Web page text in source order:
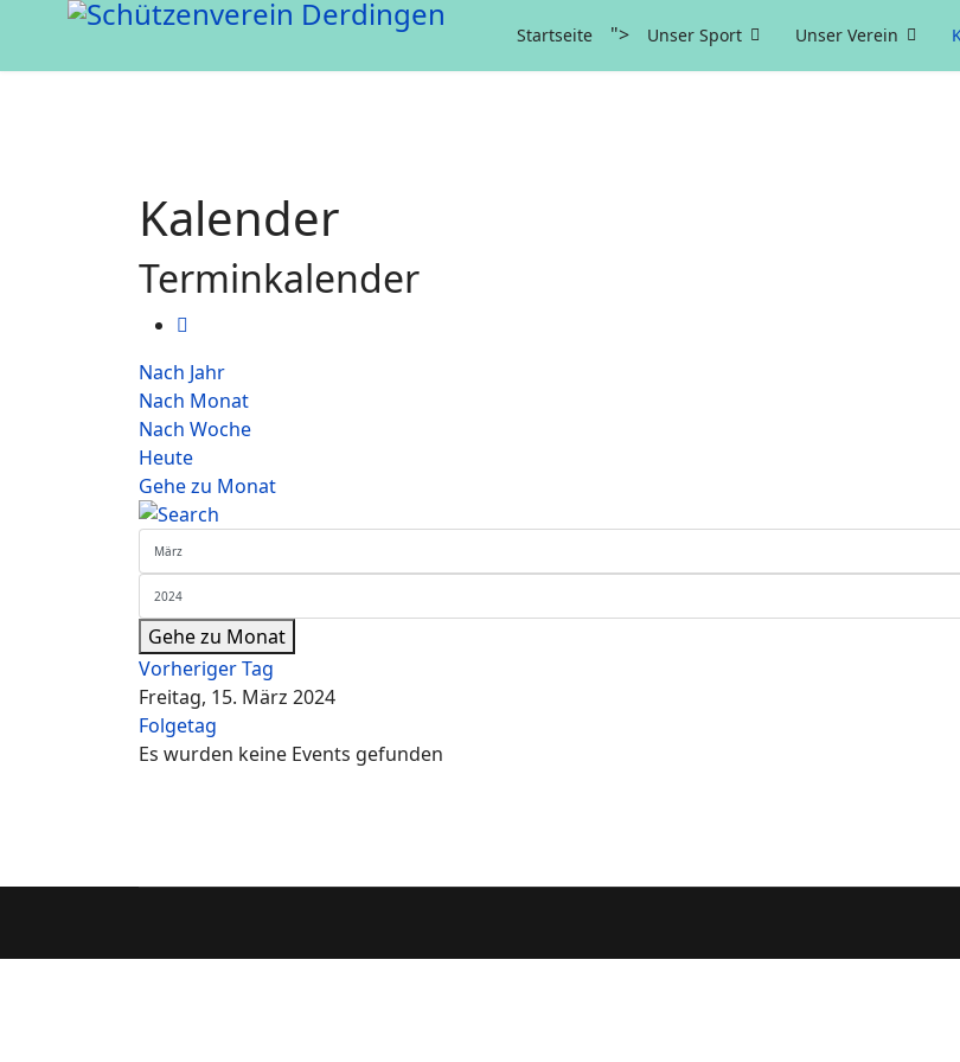
Startseite "> Unser Sport Unser Verein
Kalender
Terminkalender
Nach Jahr
Nach Monat
Nach Woche
Heute
Gehe zu Monat
Gehe zu Monat
Vorheriger Tag
Freitag, 15. März 2024
Folgetag
Es wurden keine Events gefunden